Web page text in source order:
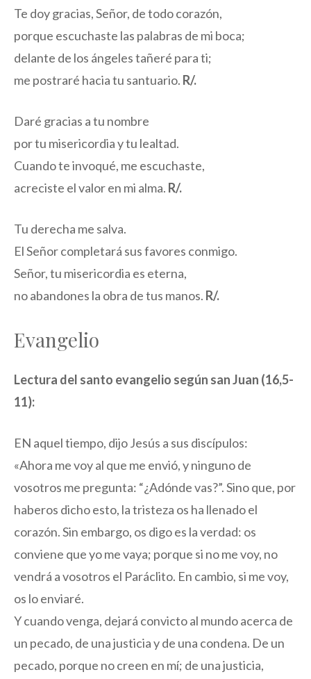
Te doy gracias, Señor, de todo corazón,
porque escuchaste las palabras de mi boca;
delante de los ángeles tañeré para ti;
me postraré hacia tu santuario. R/.
Daré gracias a tu nombre
por tu misericordia y tu lealtad.
Cuando te invoqué, me escuchaste,
acreciste el valor en mi alma. R/.
Tu derecha me salva.
El Señor completará sus favores conmigo.
Señor, tu misericordia es eterna,
no abandones la obra de tus manos. R/.
Evangelio
Lectura del santo evangelio según san Juan (16,5-
11):
EN aquel tiempo, dijo Jesús a sus discípulos:
«Ahora me voy al que me envió, y ninguno de
vosotros me pregunta: “¿Adónde vas?”. Sino que, por
haberos dicho esto, la tristeza os ha llenado el
corazón. Sin embargo, os digo es la verdad: os
conviene que yo me vaya; porque si no me voy, no
vendrá a vosotros el Paráclito. En cambio, si me voy,
os lo enviaré.
Y cuando venga, dejará convicto al mundo acerca de
un pecado, de una justicia y de una condena. De un
pecado, porque no creen en mí; de una justicia,